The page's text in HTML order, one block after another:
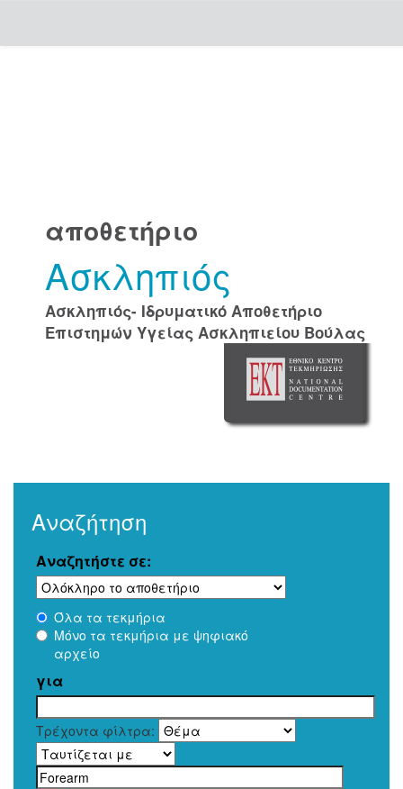
αποθετήριο
Ασκληπιός
Ασκληπιός- Ιδρυματικό Αποθετήριο
Επιστημών Υγείας Ασκληπιείου Βούλας
Αναζήτηση
Αναζητήστε σε:
Όλα τα τεκμήρια
Μόνο τα τεκμήρια με ψηφιακό
αρχείο
για
Τρέχοντα φίλτρα: